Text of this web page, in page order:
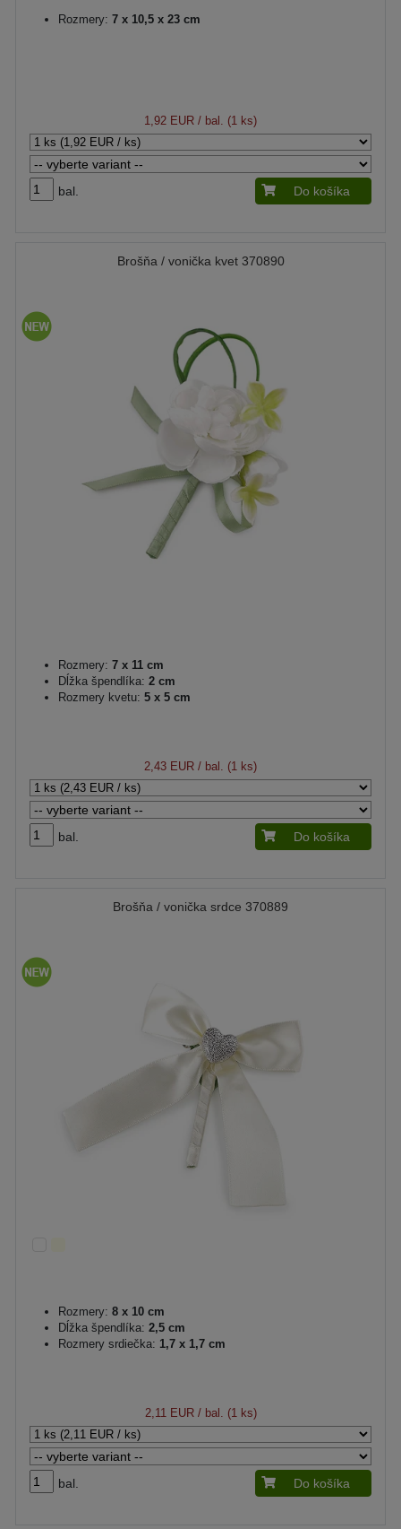
Rozmery: 7 x 10,5 x 23 cm
1,92 EUR / bal. (1 ks)
bal. Do košíka
Brošňa / vonička kvet 370890
Rozmery: 7 x 11 cm
Dĺžka špendlíka: 2 cm
Rozmery kvetu: 5 x 5 cm
2,43 EUR / bal. (1 ks)
bal. Do košíka
Brošňa / vonička srdce 370889
Rozmery: 8 x 10 cm
Dĺžka špendlíka: 2,5 cm
Rozmery srdiečka: 1,7 x 1,7 cm
2,11 EUR/ bal. (1 ks)
bal. Do košíka